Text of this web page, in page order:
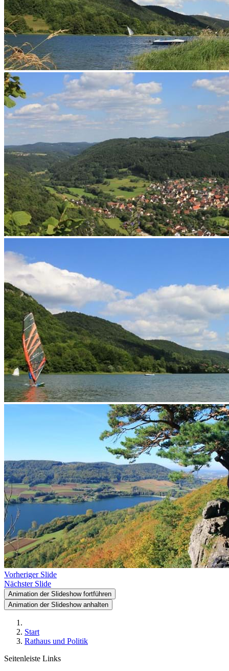
Vorheriger Slide
Nächster Slide
Animation der Slideshow fortführen
Animation der Slideshow anhalten
Start
Rathaus und Politik
Seitenleiste Links